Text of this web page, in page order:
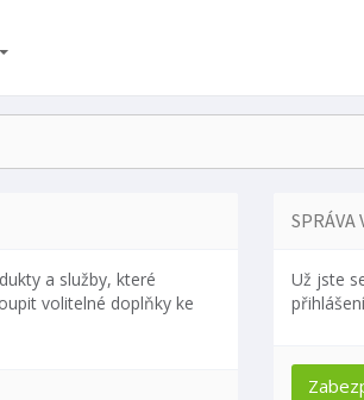
a služby, které
volitelné doplňky ke
SPRÁVA
Už jste